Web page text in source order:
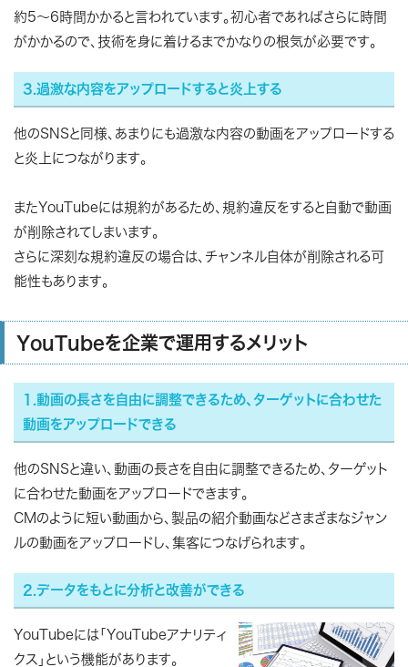
約5～6時間かかると言われています。初心者であればさらに時間
がかかるので、技術を身に着けるまでかなりの根気が必要です。
3.過激な内容をアップロードすると炎上する
他のSNSと同様、あまりにも過激な内容の動画をアップロードする
と炎上につながります。
またYouTubeには規約があるため、規約違反をすると自動で動画
が削除されてしまいます。
さらに深刻な規約違反の場合は、チャンネル自体が削除される可
能性もあります。
YouTubeを企業で運用するメリット
1.動画の長さを自由に調整できるため、ターゲットに合わせた
動画をアップロードできる
他のSNSと違い、動画の長さを自由に調整できるため、ターゲット
に合わせた動画をアップロードできます。
CMのように短い動画から、製品の紹介動画などさまざまなジャン
ルの動画をアップロードし、集客につなげられます。
2.データをもとに分析と改善ができる
YouTubeには「YouTubeアナリティ
クス」という機能があります。